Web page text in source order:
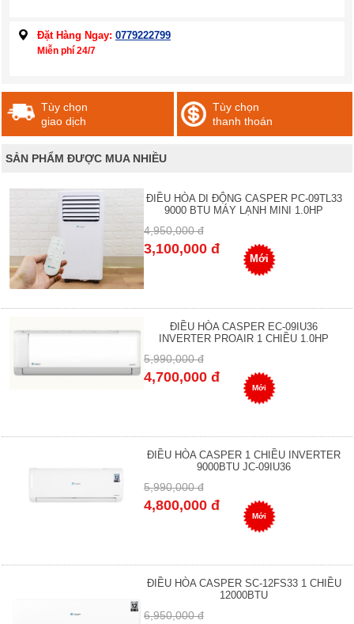
Đặt Hàng Ngay: 0779222799
Miễn phí 24/7
Tùy chọn
giao dịch
Tùy chọn
thanh thoán
SẢN PHẨM ĐƯỢC MUA NHIỀU
ĐIỀU HÒA DI ĐỘNG CASPER PC-09TL33
9000 BTU MÁY LẠNH MINI 1.0HP
4,950,000 đ
3,100,000 đ
Mới
ĐIỀU HÒA CASPER EC-09IU36
INVERTER PROAIR 1 CHIỀU 1.0HP
5,990,000 đ
4,700,000 đ
Mới
ĐIỀU HÒA CASPER 1 CHIỀU INVERTER
9000BTU JC-09IU36
5,990,000 đ
4,800,000 đ
Mới
ĐIỀU HÒA CASPER SC-12FS33 1 CHIỀU
12000BTU
6,950,000 đ